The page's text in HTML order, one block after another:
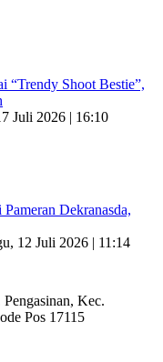
“Trendy Shoot Bestie”,
Juli 2026 | 16:10
Dekranasda,
12 Juli 2026 | 11:14
Kec.
Pos 17115